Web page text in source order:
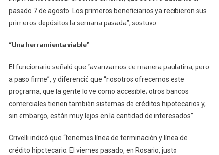
pasado 7 de agosto. Los primeros beneficiarios ya recibieron sus
primeros depósitos la semana pasada”, sostuvo.
“Una herramienta viable”
El funcionario señaló que “avanzamos de manera paulatina, pero
a paso firme”, y diferenció que “nosotros ofrecemos este
programa, que la gente lo ve como accesible; otros bancos
comerciales tienen también sistemas de créditos hipotecarios y,
sin embargo, están muy lejos en la cantidad de interesados”.
Crivelli indicó que “tenemos línea de terminación y línea de
crédito hipotecario. El viernes pasado, en Rosario, justo